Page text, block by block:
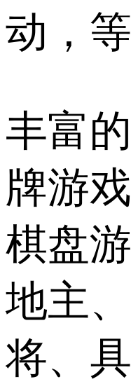
动，
丰富
牌游
棋盘
地主
将、